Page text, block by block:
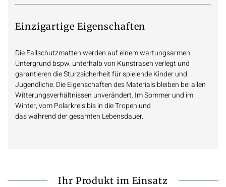
Einzigartige Eigenschaften
Die Fallschutzmatten werden auf einem wartungsarmen
Untergrund bspw. unterhalb von Kunstrasen verlegt und
garantieren die Sturzsicherheit für spielende Kinder und
Jugendliche. Die Eigenschaften des Materials bleiben bei allen
Witterungsverhältnissen unverändert. Im Sommer und im
Winter, vom Polarkreis bis in die Tropen und
das während der gesamten Lebensdauer.
Ihr Produkt im Einsatz